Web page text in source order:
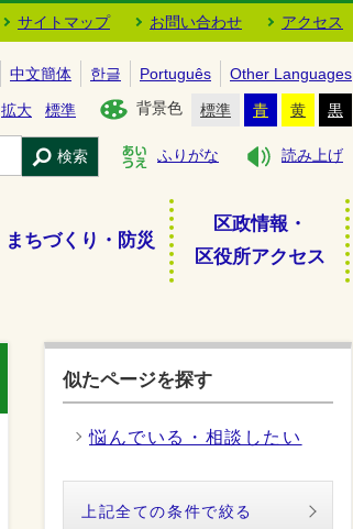
サイトマップ お問い合わせ アクセス
中文簡体 한글 Português
Other Languages
拡大 標準 背景色 標準 青 黄 黒
検索 ふりがな 読み上げ
まちづくり・防災
区政情報・
区役所アクセス
似たページを探す
悩んでいる・相談したい
上記全ての条件で絞る